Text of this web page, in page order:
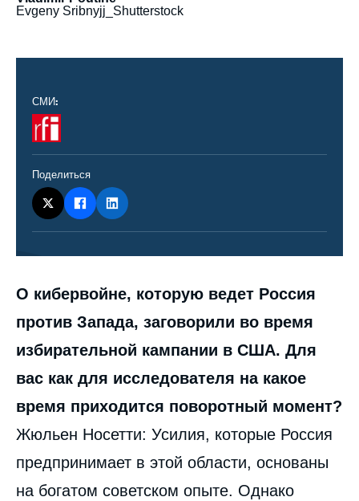
Evgeny Sribnyjj_Shutterstock
Contenu
intervention
médiatique
О кибервойне, которую ведет Россия
против Запада, заговорили во время
избирательной кампании в США. Для
вас как для исследователя на какое
время приходится поворотный момент?
Жюльен Носетти: Усилия, которые Россия
предпринимает в этой области, основаны
на богатом советском опыте. Однако
СМИ:
Logo
Поделиться